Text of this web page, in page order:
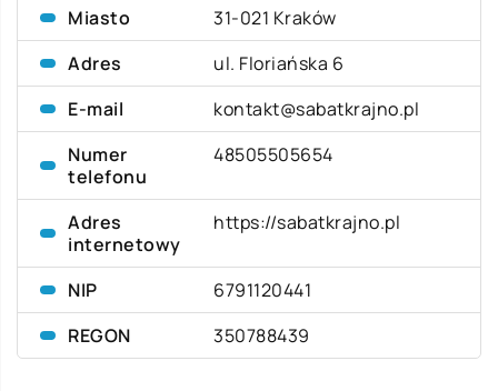
Miasto
31-021 Kraków
Adres
ul. Floriańska 6
E-mail
kontakt@sabatkrajno.pl
Numer
telefonu
48505505654
Adres
internetowy
https://sabatkrajno.pl
NIP
6791120441
REGON
350788439